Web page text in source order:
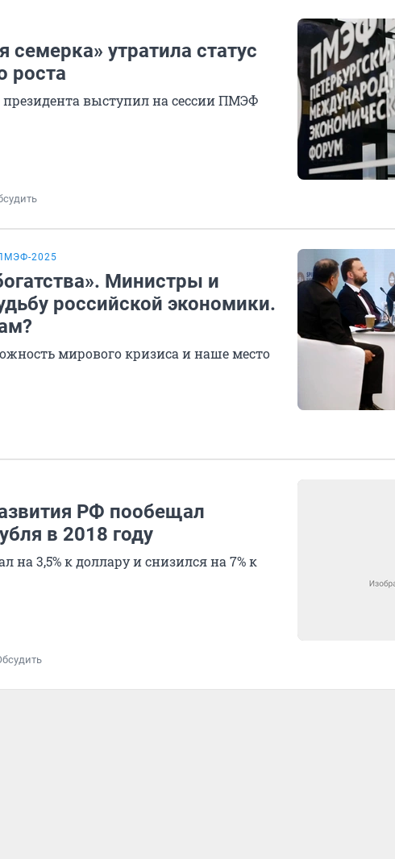
утратила статус
роста
выступил на сессии ПМЭФ
2025
Министры и
российской экономики.
мирового кризиса и наше место
РФ пообещал
в 2018 году
на 3,5% к доллару и снизился на 7% к